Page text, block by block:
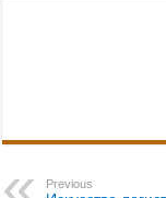
Previous